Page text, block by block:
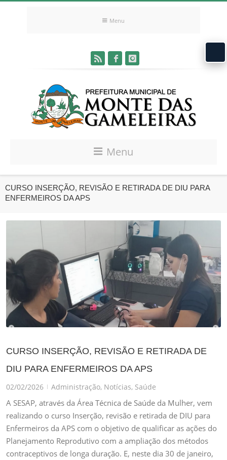
Menu
Menu
CURSO INSERÇÃO, REVISÃO E RETIRADA DE DIU PARA
ENFERMEIROS DA APS
CURSO INSERÇÃO, REVISÃO E RETIRADA DE
DIU PARA ENFERMEIROS DA APS
02/02/2026 | Administração, Notícias, Saúde
A SESAP, através da Área Técnica de Saúde da Mulher, vem
realizando o curso Inserção, revisão e retirada de DIU para
Enfermeiros da APS com o objetivo de qualificar as ações do
Planejamento Reprodutivo com a ampliação dos métodos
contraceptivos de longa duração. E, neste dia 30 de janeiro,